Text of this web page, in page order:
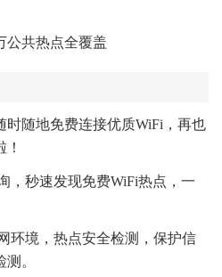
公共热点全覆盖
时随地免费连接优质WiFi，再也
！
，秒速发现免费WiFi热点，一
环境，热点安全检测，保护信
测。